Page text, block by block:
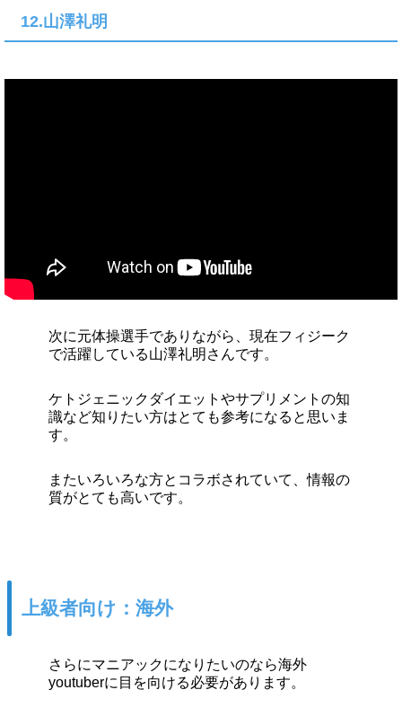
12.山澤礼明
次に元体操選手でありながら、現在フィジーク
で活躍している山澤礼明さんです。
ケトジェニックダイエットやサプリメントの知
識など知りたい方はとても参考になると思いま
す。
またいろいろな方とコラボされていて、情報の
質がとても高いです。
上級者向け：海外
さらにマニアックになりたいのなら海外
youtuberに目を向ける必要があります。